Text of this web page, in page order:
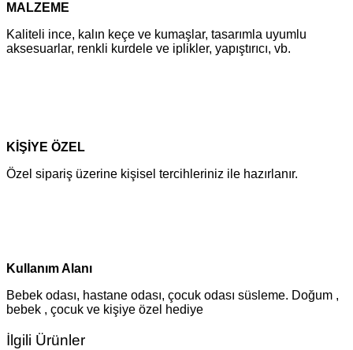
MALZEME
Kaliteli ince, kalın keçe ve kumaşlar, tasarımla uyumlu
aksesuarlar, renkli kurdele ve iplikler, yapıştırıcı, vb.
KİŞİYE ÖZEL
Özel sipariş üzerine kişisel tercihleriniz ile hazırlanır.
Kullanım Alanı
Bebek odası, hastane odası, çocuk odası süsleme. Doğum ,
bebek , çocuk ve kişiye özel hediye
İlgili Ürünler